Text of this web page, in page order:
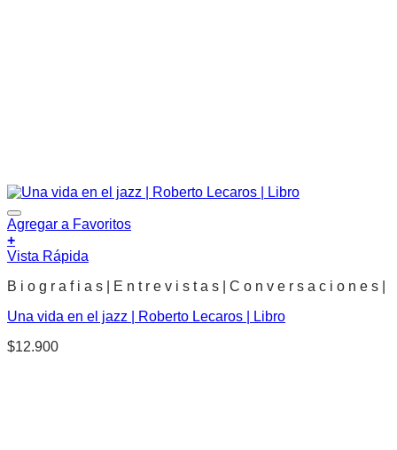
Agregar a Favoritos
+
Vista Rápida
B i o g r a f i a s | E n t r e v i s t a s | C o n v e r s a c i o n e s |
Una vida en el jazz | Roberto Lecaros | Libro
$12.900